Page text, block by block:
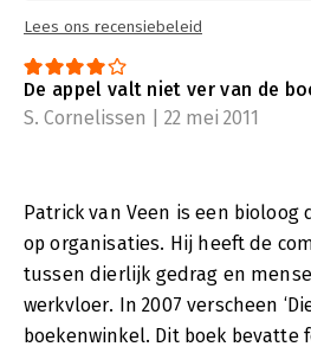
Lees ons recensiebeleid
De appel valt niet ver van de
S. Cornelissen | 22 mei 2011
Patrick van Veen is een
op organisaties. Hij heeft de
tussen dierlijk gedrag en
werkvloer. In 2007 verscheen
boekenwinkel. Dit boek bevatte